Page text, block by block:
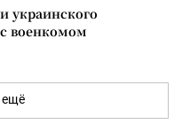
украинского
военкомом
ещё